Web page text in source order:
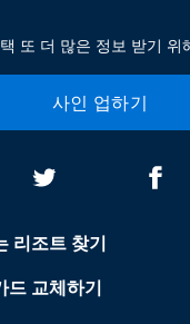
리조트 찾기
드 교체하기
또 더 많은 정보 받기 위
사인 업하기